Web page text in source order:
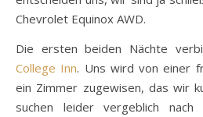
Chevrolet Equinox AWD.
Die ersten beiden Nächte
College Inn. Uns wird von einer
ein Zimmer zugewisen, das wir
suchen leider vergeblich nach